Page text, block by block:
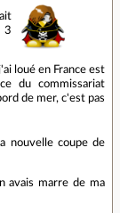
3
loué en France est
du commissariat
de mer, c'est pas
nouvelle coupe de
avais marre de ma